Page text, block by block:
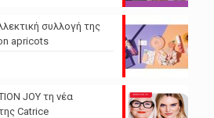
συλλογή της
apricots
JOY τη νέα
Catrice